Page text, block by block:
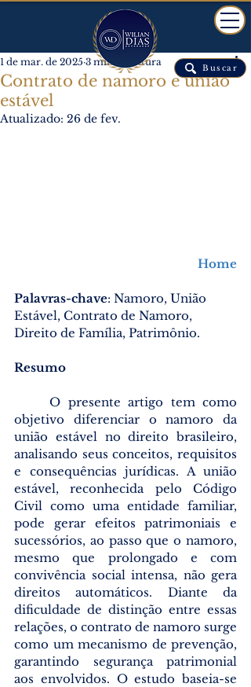
Buscar
Contrato de namoro e união
estável
1 de mar. de 2025 3 min de leitura
Atualizado: 26 de fev.
Home
Palavras-chave: Namoro, União
Estável, Contrato de Namoro,
Direito de Família, Patrimônio.
Resumo
	O presente artigo tem como
objetivo diferenciar o namoro da
união estável no direito brasileiro,
analisando seus conceitos, requisitos
e consequências jurídicas. A união
estável, reconhecida pelo Código
Civil como uma entidade familiar,
pode gerar efeitos patrimoniais e
sucessórios, ao passo que o namoro,
mesmo que prolongado e com
convivência social intensa, não gera
direitos automáticos. Diante da
dificuldade de distinção entre essas
relações, o contrato de namoro surge
como um mecanismo de prevenção,
garantindo segurança patrimonial
aos envolvidos. O estudo baseia-se